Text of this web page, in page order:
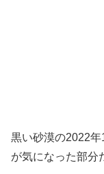
黒い砂漠の2022
が気になった部分